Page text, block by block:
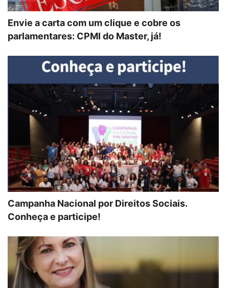
Envie a carta com um clique e cobre os
parlamentares: CPMI do Master, já!
Campanha Nacional por Direitos Sociais.
Conheça e participe!